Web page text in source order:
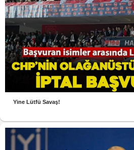
Yine Lütfü Savaş!